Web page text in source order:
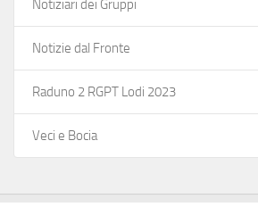
Notiziari dei Gruppi
Notizie dal Fronte
Raduno 2 RGPT Lodi 2023
Veci e Bocia